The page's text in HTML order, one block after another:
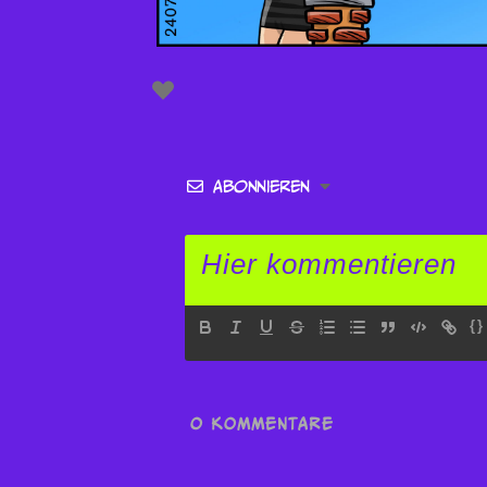
Abonnieren
{}
0 KOMMENTARE